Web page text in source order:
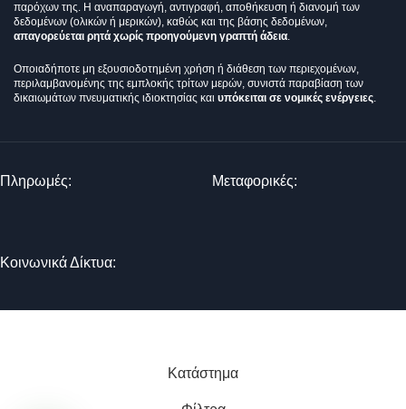
παρόχων της. Η αναπαραγωγή, αντιγραφή, αποθήκευση ή διανομή των
δεδομένων (ολικών ή μερικών), καθώς και της βάσης δεδομένων,
απαγορεύεται ρητά χωρίς προηγούμενη γραπτή άδεια.
Οποιαδήποτε μη εξουσιοδοτημένη χρήση ή διάθεση των περιεχομένων,
περιλαμβανομένης της εμπλοκής τρίτων μερών, συνιστά παραβίαση των
δικαιωμάτων πνευματικής ιδιοκτησίας και υπόκειται σε νομικές ενέργειες.
Πληρωμές: Μεταφορικές:
Κοινωνικά Δίκτυα:
Κατάστημα